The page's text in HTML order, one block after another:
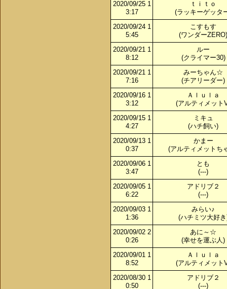
2020/09/25 1
3:17
ｔｉｔｏ
(ラッキーゲッタ
2020/09/24 1
5:45
こすもす
(ワンダーZERO)
2020/09/21 1
8:12
ルー
(クライマー30)
2020/09/21 1
7:16
みーちゃん☆
(チアリーダー)
2020/09/16 1
3:12
Ａｌｕｌａ
(アルティメット
2020/09/15 1
4:27
ミキュ
(ハチ飼い)
2020/09/13 1
0:37
かまー
(アルティメットち
2020/09/06 1
3:47
とも
(---)
2020/09/05 1
6:22
アドリブ２
(---)
2020/09/03 1
1:36
みらい♪
(ハチミツ大好
2020/09/02 2
0:26
あに～☆
(幸せを運ぶ人)
2020/09/01 1
8:52
Ａｌｕｌａ
(アルティメット
2020/08/30 1
0:50
アドリブ２
(---)